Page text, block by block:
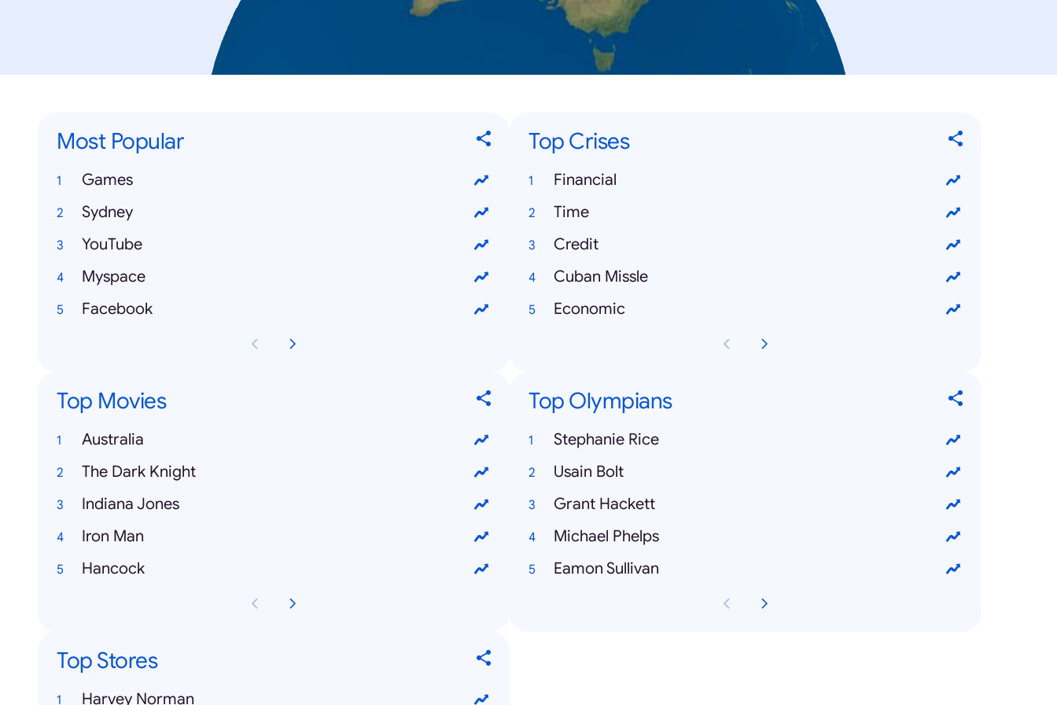
Most Popular
Games
Sydney
YouTube
Myspace
Facebook
Top Crises
Financial
Time
Credit
Cuban Missle
Economic
Top Movies
Australia
The Dark Knight
Indiana Jones
Iron Man
Hancock
Top Olympians
Stephanie Rice
Usain Bolt
Grant Hackett
Michael Phelps
Eamon Sullivan
Top Stores
Harvey Norman